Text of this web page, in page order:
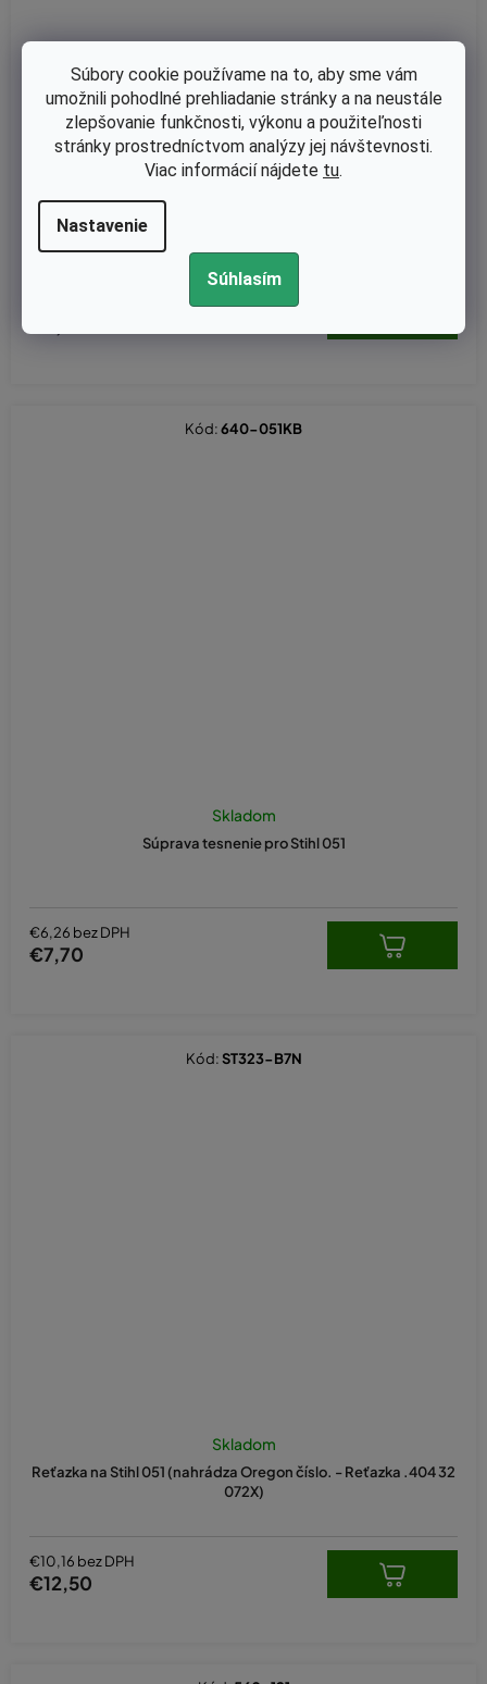
Súbory cookie používame na to, aby sme vám
umožnili pohodlné prehliadanie stránky a na neustále
zlepšovanie funkčnosti, výkonu a použiteľnosti
stránky prostredníctvom analýzy jej návštevnosti.
Viac informácií nájdete tu.
Nastavenie
Súhlasím
Súprava tesnenie pro Stihl 051
Skladom
€6,26 bez DPH
€7,70
Kód:640-051KB
Reťazka na Stihl 051 (nahrádza Oregon číslo. - Reťazka .404 32
072X)
Skladom
€10,16 bez DPH
€12,50
Kód:ST323-B7N